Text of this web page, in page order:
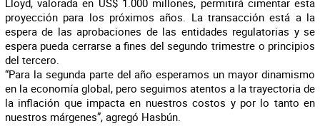
Lloyd, valorada en US$ 1.000 millones, permitirá cimentar esta
proyección para los próximos años. La transacción está a la
espera de las aprobaciones de las entidades regulatorias y se
espera pueda cerrarse a fines del segundo trimestre o principios
del tercero.
“Para la segunda parte del año esperamos un mayor dinamismo
en la economía global, pero seguimos atentos a la trayectoria de
la inflación que impacta en nuestros costos y por lo tanto en
nuestros márgenes”, agregó Hasbún.